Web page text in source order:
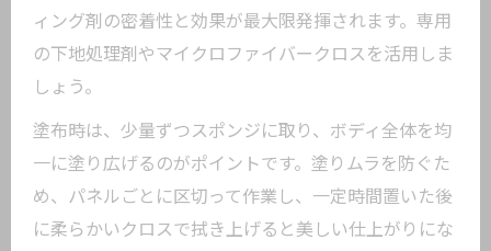
ィング剤の密着性と効果が最大限発揮されます。専用
の下地処理剤やマイクロファイバークロスを活用しま
しょう。
塗布時は、少量ずつスポンジに取り、ボディ全体を均
一に塗り広げるのがポイントです。塗りムラを防ぐた
め、パネルごとに区切って作業し、一定時間置いた後
に柔らかいクロスで拭き上げると美しい仕上がりにな